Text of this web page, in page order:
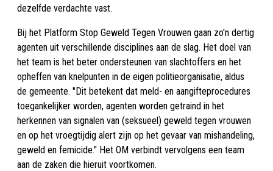
dezelfde verdachte vast.
Bij het Platform Stop Geweld Tegen Vrouwen gaan zo'n dertig
agenten uit verschillende disciplines aan de slag. Het doel van
het team is het beter ondersteunen van slachtoffers en het
opheffen van knelpunten in de eigen politieorganisatie, aldus
de gemeente. "Dit betekent dat meld- en aangifteprocedures
toegankelijker worden, agenten worden getraind in het
herkennen van signalen van (seksueel) geweld tegen vrouwen
en op het vroegtijdig alert zijn op het gevaar van mishandeling,
geweld en femicide." Het OM verbindt vervolgens een team
aan de zaken die hieruit voortkomen.